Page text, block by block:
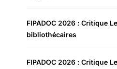
FIPADOC 2026 : Critique
bibliothécaires
FIPADOC 2026 : Critique